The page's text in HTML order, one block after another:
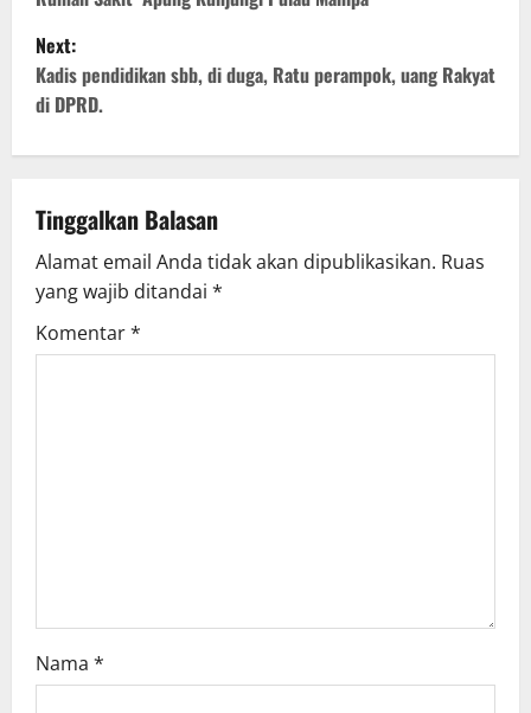
s
t
n
a
v
i
g
Next:
Kadis pendidikan sbb, di duga, Ratu perampok, uang Rakyat
di DPRD.
Tinggalkan Balasan
Alamat email Anda tidak akan dipublikasikan. Ruas
yang wajib ditandai *
Komentar*
Nama *